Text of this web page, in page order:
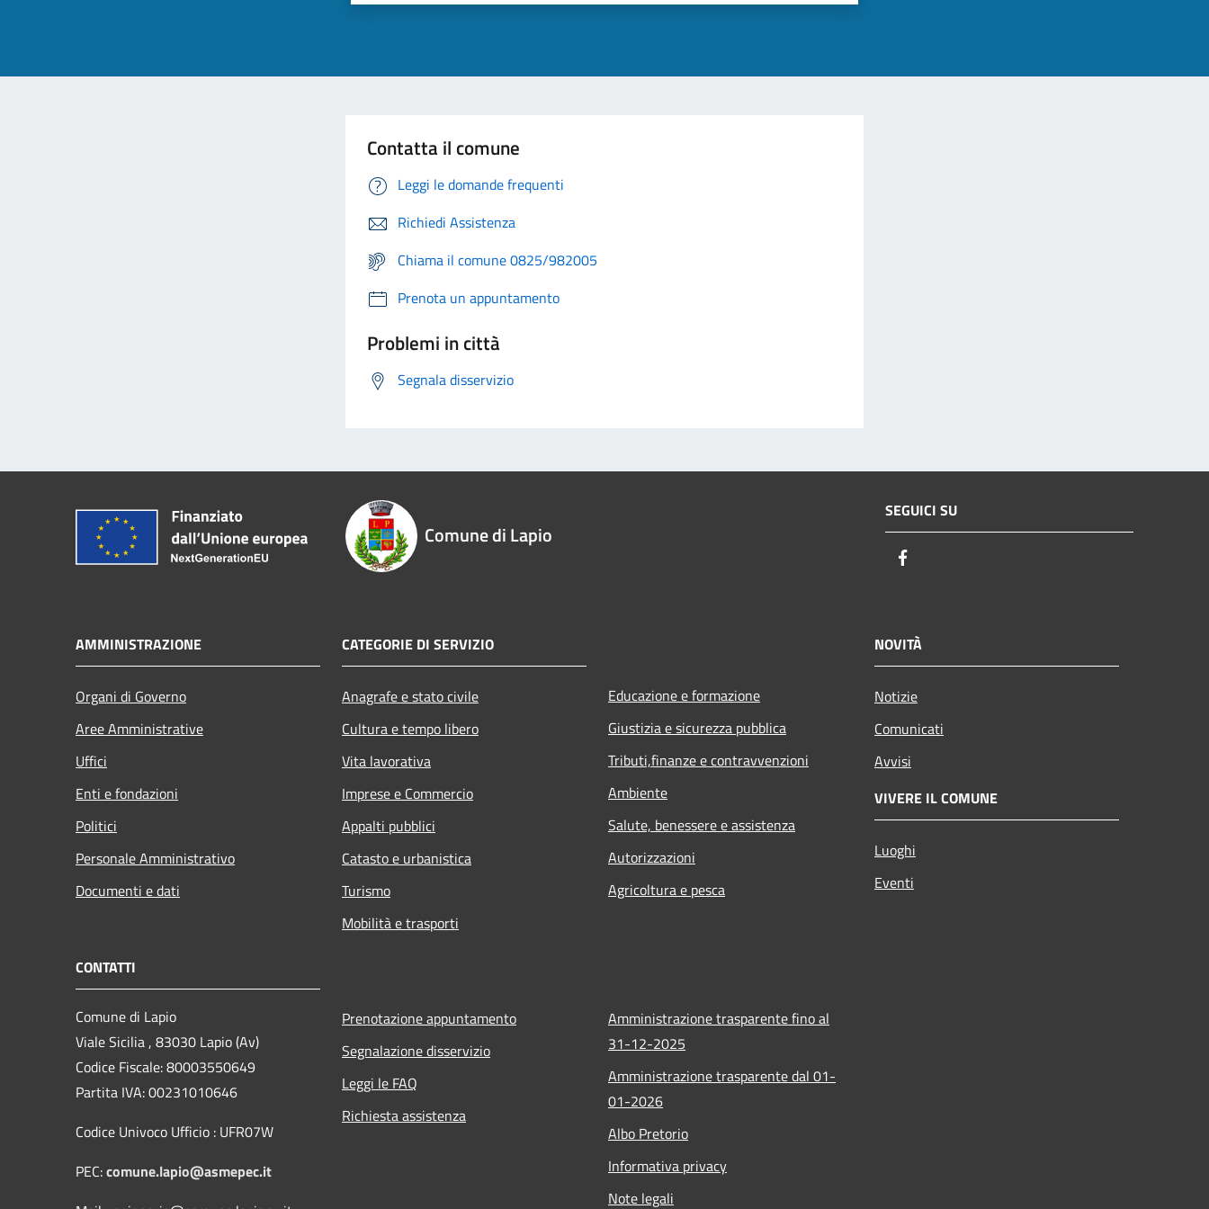
Contatta il comune
Leggi le domande frequenti
Richiedi Assistenza
Chiama il comune 0825/982005
Prenota un appuntamento
Problemi in città
Segnala disservizio
Comune di Lapio
SEGUICI SU
AMMINISTRAZIONE
Organi di Governo
Aree Amministrative
Uffici
Enti e fondazioni
Politici
Personale Amministrativo
Documenti e dati
CATEGORIE DI SERVIZIO
Anagrafe e stato civile
Cultura e tempo libero
Vita lavorativa
Imprese e Commercio
Appalti pubblici
Catasto e urbanistica
Turismo
Mobilità e trasporti
Educazione e formazione
Giustizia e sicurezza pubblica
Tributi,finanze e contravvenzioni
Ambiente
Salute, benessere e assistenza
Autorizzazioni
Agricoltura e pesca
NOVITÀ
Notizie
Comunicati
Avvisi
VIVERE IL COMUNE
Luoghi
Eventi
CONTATTI
Comune di Lapio
Viale Sicilia , 83030 Lapio (Av)
Codice Fiscale: 80003550649
Partita IVA: 00231010646
Codice Univoco Ufficio : UFR07W
PEC:comune.lapio@asmepec.it
Prenotazione appuntamento
Segnalazione disservizio
Leggi le FAQ
Richiesta assistenza
Amministrazione trasparente fino al
31-12-2025
Amministrazione trasparente dal 01-
01-2026
Albo Pretorio
Informativa privacy
Note legali